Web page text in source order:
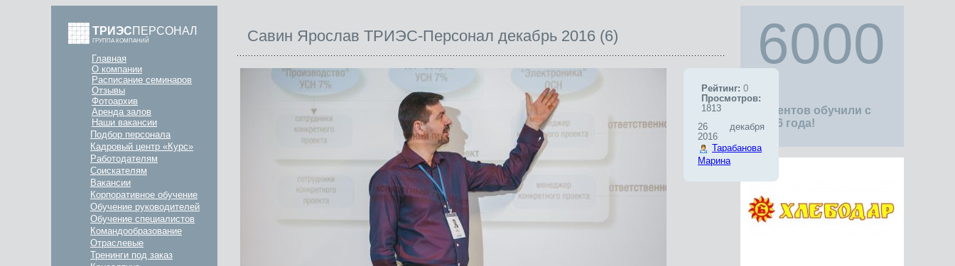
ТРИЭСПЕРСОНАЛ
ГРУППА КОМПАНИЙ
Главная
О компании
Расписание семинаров
Отзывы
Фотоархив
Аренда залов
Наши вакансии
Подбор персонала
Кадровый центр «Курс»
Работодателям
Соискателям
Вакансии
Корпоративное обучение
Обучение руководителей
Обучение специалистов
Командообразование
Отраслевые
Тренинги под заказ
6000
клиентов обучили с
1996 года!
Савин Ярослав ТРИЭС-Персонал декабрь 2016 (6)
Рейтинг: 0
Просмотров:
1813
26 декабря
2016
Тарабанова
Марина